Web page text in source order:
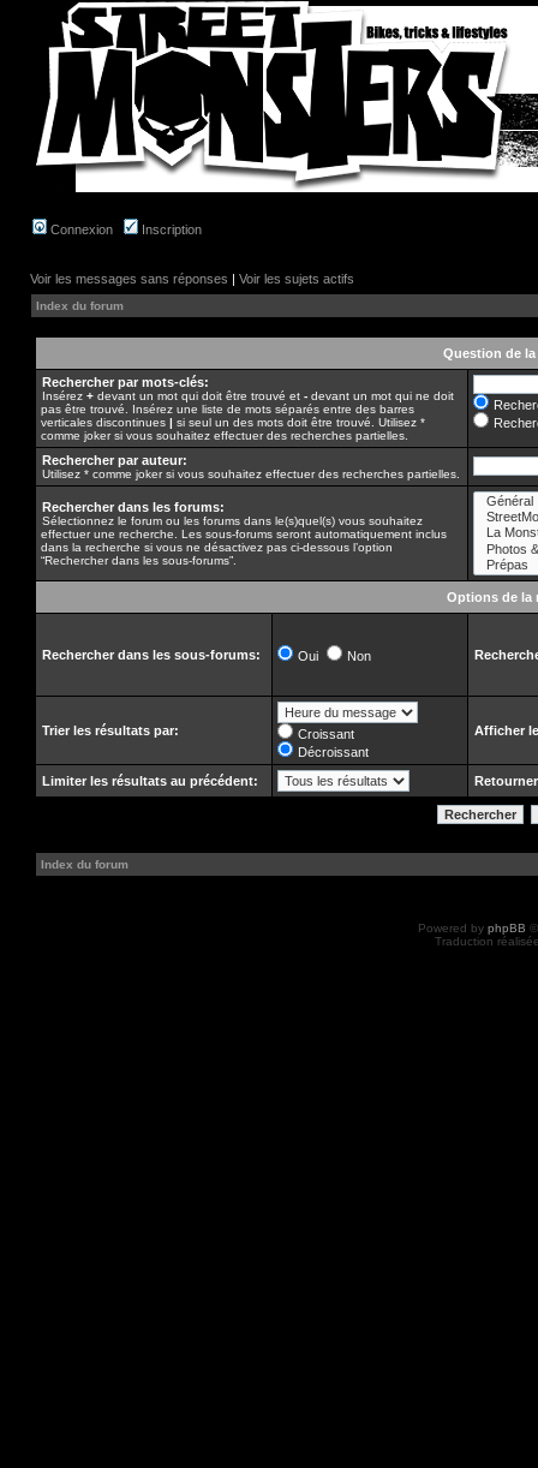
Connexion Inscription
Voir les messages sans réponses | Voir les sujets actifs
Index du forum
Question de la
Rechercher par mots-clés:
Insérez + devant un mot qui doit être trouvé et - devant un mot qui ne doit
pas être trouvé. Insérez une liste de mots séparés entre des barres
verticales discontinues | si seul un des mots doit être trouvé. Utilisez *
comme joker si vous souhaitez effectuer des recherches partielles.
Rechercher par auteur:
Utilisez * comme joker si vous souhaitez effectuer des recherches partielles.
Rechercher dans les forums:
Sélectionnez le forum ou les forums dans le(s)quel(s) vous souhaitez
effectuer une recherche. Les sous-forums seront automatiquement inclus
dans la recherche si vous ne désactivez pas ci-dessous l’option
“Rechercher dans les sous-forums”.
Options de la
Rechercher dans les sous-forums: Oui Non
Trier les résultats par:
Croissant
Décroissant
Afficher
Limiter les résultats au précédent:
Index du forum
Powered by phpBB
Traduction